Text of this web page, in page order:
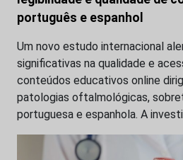
português e espanhol
Um novo estudo internacional
significativas na qualidade e
conteúdos educativos online
patologias oftalmológicas,
portuguesa e espanhola. A